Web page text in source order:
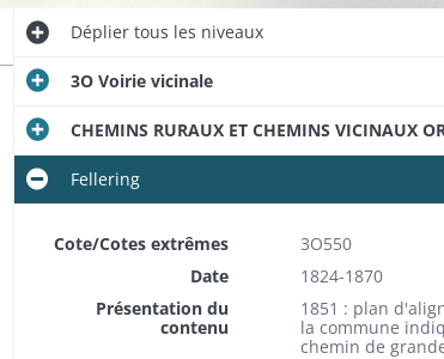
Dépliertous les niveaux
3O Voirie vicinale
CHEMINS RURAUX ET CHEMINS VICINAUX
Fellering
Cote/Cotes extrêmes
3O550
Date
1824-1870
Présentation du
contenu
1851 : plan
la commune
chemin de